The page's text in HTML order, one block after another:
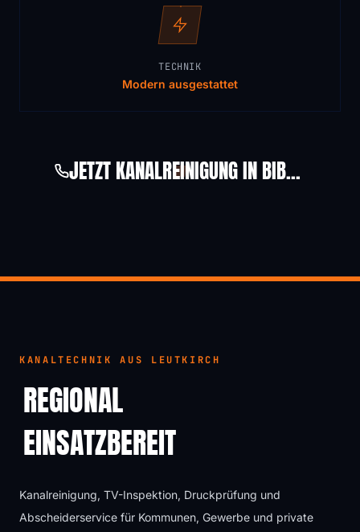
TECHNIK
Modern ausgestattet
JETZT KANALREINIGUNG IN BIBERACH AN DER RISS ANFRAGEN
KANALTECHNIK AUS LEUTKIRCH
REGIONAL
EINSATZBEREIT
Kanalreinigung, TV-Inspektion, Druckprüfung und
Abscheiderservice für Kommunen, Gewerbe und private